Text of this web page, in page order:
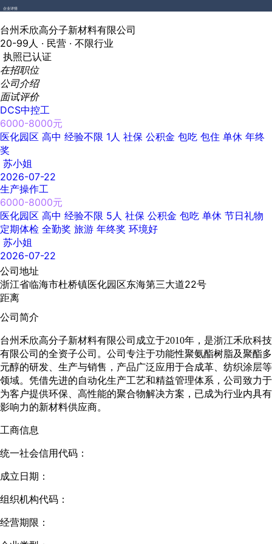
企业详情
台州禾欣高分子新材料有限公司
20-99人 · 民营 · 不限行业
执照已认证
在招职位
公司介绍
面试评价
DCS中控工
6000-8000元
医化园区 高中 经验不限 1人 社保 公积金 包吃 包住 单休 年终
奖
苏小姐
2026-07-22
生产操作工
6000-8000元
医化园区 高中 经验不限 5人 社保 公积金 包吃 单休 节日礼物
定期体检 全勤奖 旅游 年终奖 环境好
苏小姐
2026-07-22
公司地址
浙江省临海市杜桥镇医化园区东海第三大道22号
距离
公司简介
台州禾欣高分子新材料有限公司成立于2010年，是浙江禾欣科技
有限公司的全资子公司。公司专注于功能性聚氨酯树脂及聚酯多
元醇的研发、生产与销售，产品广泛应用于合成革、纺织涂层等
领域。凭借先进的自动化生产工艺和精益管理体系，公司致力于
为客户提供环保、高性能的聚合物解决方案，已成为行业内具有
影响力的新材料供应商。
工商信息
统一社会信用代码：
成立日期：
组织机构代码：
经营期限：